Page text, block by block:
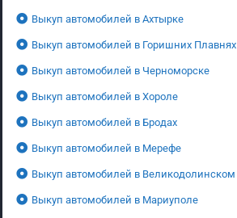
Выкуп автомобилей в Ахтырке
Выкуп автомобилей в Горишних Плавнях
Выкуп автомобилей в Черноморске
Выкуп автомобилей в Хороле
Выкуп автомобилей в Бродах
Выкуп автомобилей в Мерефе
Выкуп автомобилей в Великодолинском
Выкуп автомобилей в Мариуполе